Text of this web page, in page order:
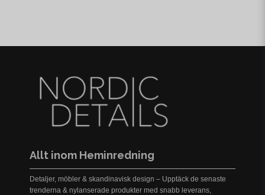
Allt inom Heminredning
Detaljer, möbler & skandinavisk design – Upptäck de senaste
trenderna & nylanserade produkter med snabb leverans,